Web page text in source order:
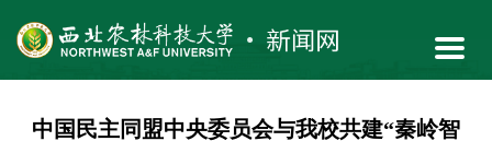
中国民主同盟中央委员会与我校共建“秦岭智